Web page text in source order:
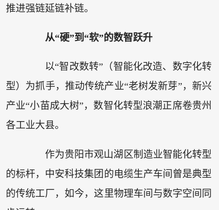
推进强链延链补链。
从“硬”到“软”的数智跃升
以“智改数转”（智能化改造、数字化转
型）为抓手，推动传统产业“老树发新芽”，新兴
产业“小苗成大树”，数智化转型浪潮正席卷贵州
各工业大县。
作为贵阳市观山湖区制造业智能化转型
的标杆，中安科技集团的电缆生产车间曾是典型
的传统工厂，如今，这里物理车间与数字空间同